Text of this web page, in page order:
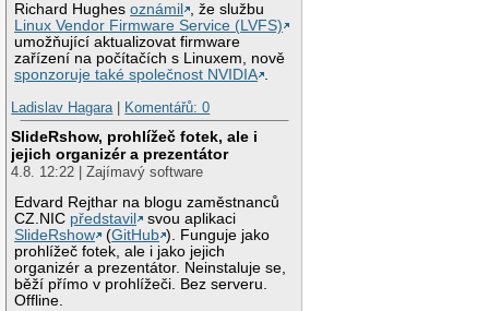
Richard Hughesoznámil
, že službu
Linux Vendor Firmware Service (LVFS)
umožňující aktualizovat firmware
zařízení na počítačích s Linuxem, nově
sponzoruje také společnost NVIDIA .
Ladislav Hagara| Komentářů: 0
SlideRshow, prohlížeč fotek, ale i
jejich organizér a prezentátor
4.8. 12:22 | Zajímavý software
Edvard Rejthar na blogu zaměstnanců
CZ.NIC představil
svou aplikaci
SlideRshow
(GitHub ). Funguje jako
prohlížeč fotek, ale i jako jejich
organizér a prezentátor. Neinstaluje se,
běží přímo v prohlížeči. Bez serveru.
Offline.